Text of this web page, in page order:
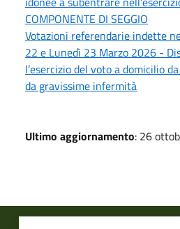
COMPONENTE DI SEGGIO
Votazioni referendarie indette
22 e Lunedì 23 Marzo 2026 -
l’esercizio del voto a domicilio
da gravissime infermità
Ultimo aggiornamento: 26